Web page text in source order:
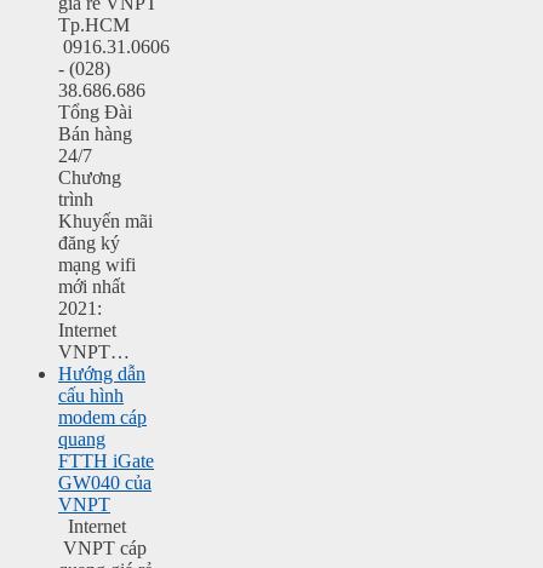
Tp.HCM
0916.31.0606
- (028)
38.686.686
Tổng Đài
Bán hàng
24/7
Chương
trình
Khuyến mãi
đăng ký
mạng wifi
mới nhất
2021:
Internet
VNPT…
Hướng dẫn
cấu hình
modem cáp
quang
FTTH iGate
GW040 của
VNPT
Internet
VNPT cáp